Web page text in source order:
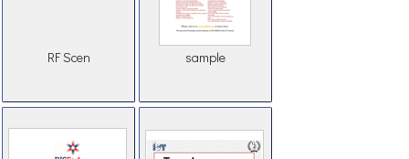
RF Scen sample